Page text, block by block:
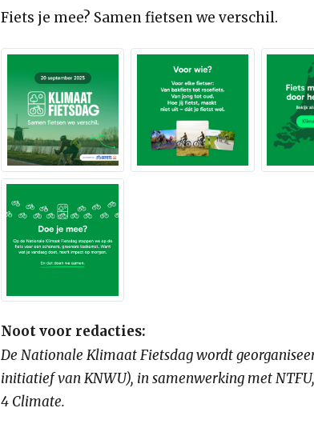
Fiets je mee? Samen fietsen we verschil.
Noot voor redacties:
De Nationale Klimaat Fietsdag wordt
initiatief van KNWU), in samenwerking met
4 Climate.